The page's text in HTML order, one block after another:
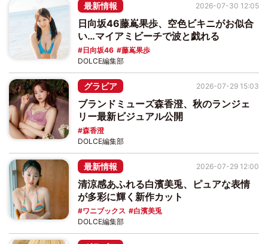
最新情報
日向坂46藤嶌果歩、空色ビキニがお似合
い…マイアミビーチで波と戯れる
日向坂46 藤嶌果歩
2026-07-30 12:05
DOLCE編集部
グラビア
ブランドミューズ森香澄、秋のランジェ
リー最新ビジュアル公開
森香澄
2026-07-29 15:03
DOLCE編集部
最新情報
清涼感あふれる白濱美兎、ピュアな表情
が多彩に輝く新作カット
ワニブックス 白濱美兎
2026-07-29 12:00
DOLCE編集部